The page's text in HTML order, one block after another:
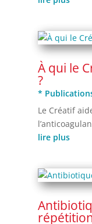
À qui le
?
*
Le Créatif
lire plus